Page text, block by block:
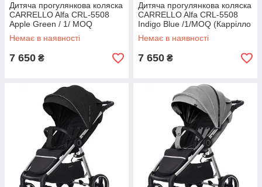
Дитяча прогулянкова коляска
CARRELLO Alfa CRL-5508
Apple Green / 1/ MOQ
(Каррелло Альфа, Китай)
Немає в наявності
7 650 ₴
Дитяча прогулянкова коляска
CARRELLO Alfa CRL-5508
Indigo Blue /1/MOQ (Каррілло
Альфа, Китай)
Немає в наявності
7 650 ₴